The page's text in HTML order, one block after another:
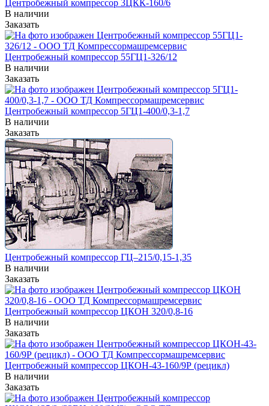
Центробежный компрессор 3ЦКК-160/6
В наличии
Заказать
Центробежный компрессор 55ГЦ1-326/12
В наличии
Заказать
Центробежный компрессор 5ГЦ1-400/0,3-1,7
В наличии
Заказать
Центробежный компрессор ГЦ–215/0,15-1,35
В наличии
Заказать
Центробежный компрессор ЦКОН 320/0,8-16
В наличии
Заказать
Центробежный компрессор ЦКОН-43-160/9Р (рецикл)
В наличии
Заказать